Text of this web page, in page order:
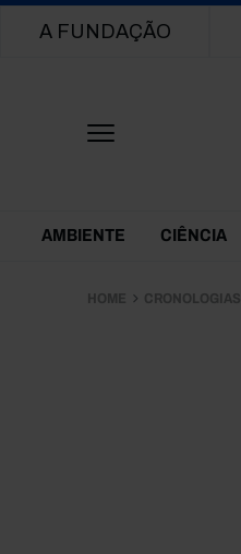
Main navigation
A FUNDAÇÃO
Themes Menu
AMBIENTE CIÊNCIA
HOME CRONOLOGIAS